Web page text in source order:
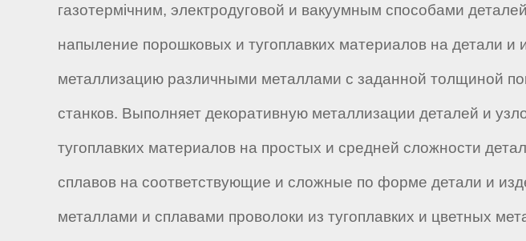
газотермічним, электродуговой и вакуумным способами
напыление порошковых и тугоплавких материалов на детали
металлизацию различными металлами с заданной толщиной
станков. Выполняет декоративную металлизации деталей и
тугоплавких материалов на простых и средней сложности
сплавов на соответствующие и сложные по форме детали и
металлами и сплавами проволоки из тугоплавких и цветных